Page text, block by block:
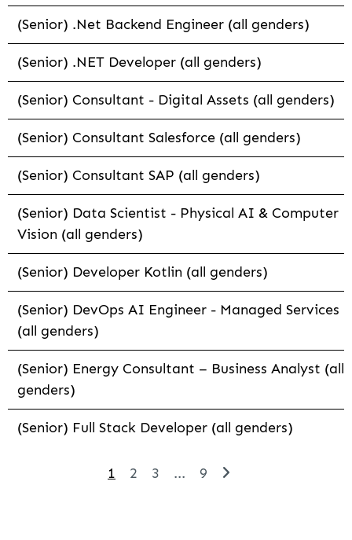
(Senior) .Net Backend Engineer (all genders)
(Senior) .NET Developer (all genders)
(Senior) Consultant - Digital Assets (all genders)
(Senior) Consultant Salesforce (all genders)
(Senior) Consultant SAP (all genders)
(Senior) Data Scientist - Physical AI & Computer
Vision (all genders)
(Senior) Developer Kotlin (all genders)
(Senior) DevOps AI Engineer - Managed Services
(all genders)
(Senior) Energy Consultant – Business Analyst (all
genders)
(Senior) Full Stack Developer (all genders)
1 2 3 ... 9